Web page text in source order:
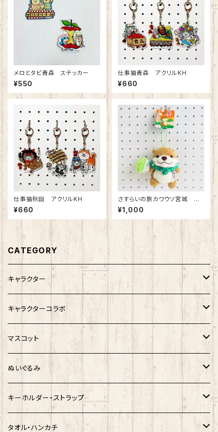
メロとタビ青森 ステッカー
¥550
仕事猫青森 アクリルKH
¥660
仕事猫秋田 アクリルKH
¥660
さすらいの旅カワウソ宮城 ず
んだ餅ボールチェーンマスコット
¥1,000
CATEGORY
キャラクター
サンリオキャラクター
キティ
シナモロール
クロミ
ハンギョドン
ネコムネandシバ
モケケ
ゆきお
ホヤぼーや
キャラクターコラボ
サンリオ×おえかきさん
新幹線×ご当地ベア
サンリオ×ネコムネandシバ
楽天ゴールデンイーグルス×ネコムネandシバ
マスコット
ゆきお
モケケ
ご当地ベア
ぬいぐるみ
ホヤぼーや
その他
キーホルダー・ストラップ
ポプテピピック
タオル・ハンカチ